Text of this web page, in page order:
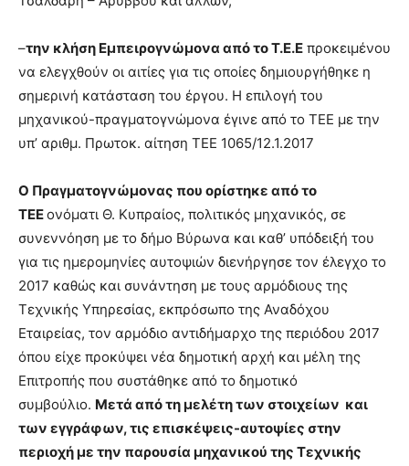
–την κλήση Εμπειρογνώμονα από το Τ.Ε.Ε προκειμένου
να ελεγχθούν οι αιτίες για τις οποίες δημιουργήθηκε η
σημερινή κατάσταση του έργου. Η επιλογή του
μηχανικού-πραγματογνώμονα έγινε από το ΤΕΕ με την
υπ’ αριθμ. Πρωτοκ. αίτηση ΤΕΕ 1065/12.1.2017
Ο Πραγματογνώμονας που ορίστηκε από το
ΤΕΕονόματι Θ. Κυπραίος, πολιτικός μηχανικός, σε
συνεννόηση με το δήμο Βύρωνα και καθ’ υπόδειξή του
για τις ημερομηνίες αυτοψιών διενήργησε τον έλεγχο το
2017 καθώς και συνάντηση με τους αρμόδιους της
Τεχνικής Υπηρεσίας, εκπρόσωπο της Αναδόχου
Εταιρείας, τον αρμόδιο αντιδήμαρχο της περιόδου 2017
όπου είχε προκύψει νέα δημοτική αρχή και μέλη της
Επιτροπής που συστάθηκε από το δημοτικό
συμβούλιο. Μετά από τη μελέτη των στοιχείων και
των εγγράφων, τις επισκέψεις-αυτοψίες στην
περιοχή με την παρουσία μηχανικού της Τεχνικής